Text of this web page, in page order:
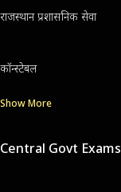
राजस्थान प्रशासनिक सेवा
कॉन्स्टेबल
Show More
Central Govt Exams